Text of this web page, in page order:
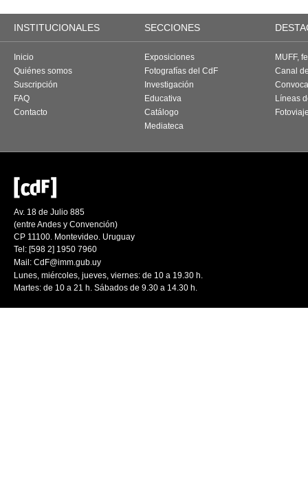
INSTITUCIONALES SECCIONES
Inicio
Quiénes somos
Suscripción
FAQ
Contacto
Exposiciones
Fotografías del CdF
Investigación
Educativa
Catálogo
Mediateca
MUFF,
Canal
Líneas
Av. 18 de Julio 885
(entre Andes y Convención)
CP 11100. Montevideo. Uruguay
Tel: [598 2] 1950 7960
Mail: CdF@imm.gub.uy
Lunes, miércoles, jueves, viernes: de 10 a 19.30 h.
Martes: de 10 a 21 h. Sábados de 9.30 a 14.30 h.